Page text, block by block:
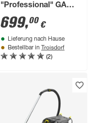
"Professional" GAS
35 M AFC
Professional
699,00 €
Lieferung nach Hause
Bestellbar in Troisdorf
(2)